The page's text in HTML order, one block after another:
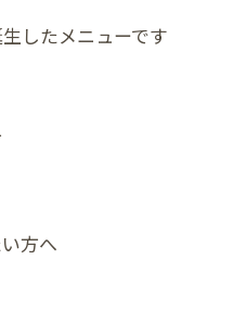
したメニューです
方へ